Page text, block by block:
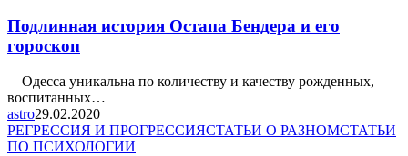
Подлинная история Остапа Бендера и его
гороскоп
Одесса уникальна по количеству и качеству рожденных,
воспитанных…
astro29.02.2020
РЕГРЕССИЯ И ПРОГРЕССИЯСТАТЬИ О РАЗНОМСТАТЬИ
ПО ПСИХОЛОГИИ